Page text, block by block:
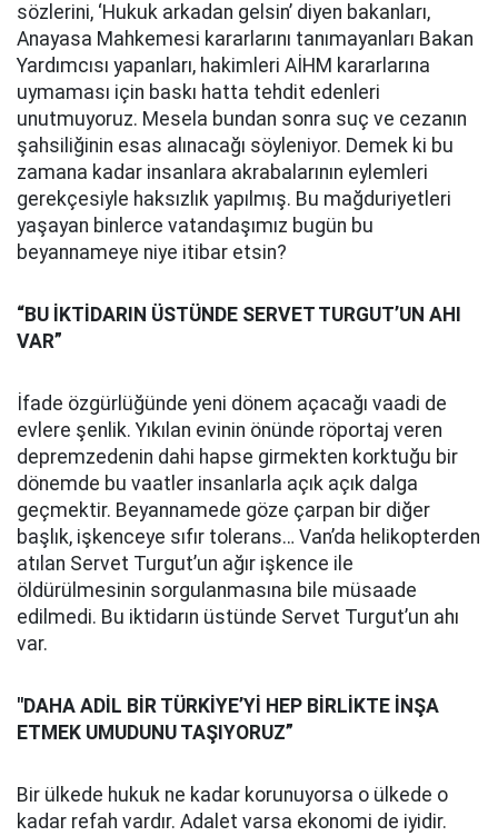
sözlerini, ‘Hukuk arkadan gelsin’ diyen bakanları,
Anayasa Mahkemesi kararlarını tanımayanları Bakan
Yardımcısı yapanları, hakimleri AİHM kararlarına
uymaması için baskı hatta tehdit edenleri
unutmuyoruz. Mesela bundan sonra suç ve cezanın
şahsiliğinin esas alınacağı söyleniyor. Demek ki bu
zamana kadar insanlara akrabalarının eylemleri
gerekçesiyle haksızlık yapılmış. Bu mağduriyetleri
yaşayan binlerce vatandaşımız bugün bu
beyannameye niye itibar etsin?
“BU İKTİDARIN ÜSTÜNDE SERVET TURGUT’UN AHI
VAR”
İfade özgürlüğünde yeni dönem açacağı vaadi de
evlere şenlik. Yıkılan evinin önünde röportaj veren
depremzedenin dahi hapse girmekten korktuğu bir
dönemde bu vaatler insanlarla açık açık dalga
geçmektir. Beyannamede göze çarpan bir diğer
başlık, işkenceye sıfır tolerans… Van’da helikopterden
atılan Servet Turgut’un ağır işkence ile
öldürülmesinin sorgulanmasına bile müsaade
edilmedi. Bu iktidarın üstünde Servet Turgut’un ahı
var.
"DAHA ADİL BİR TÜRKİYE’Yİ HEP BİRLİKTE İNŞA
ETMEK UMUDUNU TAŞIYORUZ”
Bir ülkede hukuk ne kadar korunuyorsa o ülkede o
kadar refah vardır. Adalet varsa ekonomi de iyidir.